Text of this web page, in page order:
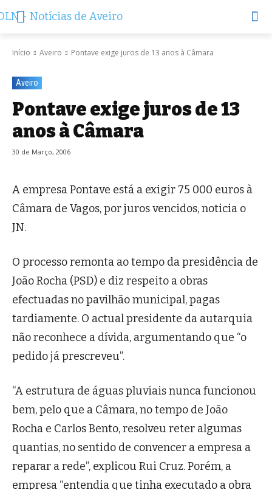
Início Aveiro Pontave exige juros de 13 anos à Câmara
Aveiro
Pontave exige juros de 13
anos à Câmara
30 de Março, 2006
A empresa Pontave está a exigir 75 000 euros à
Câmara de Vagos, por juros vencidos, noticia o
JN.
O processo remonta ao tempo da presidência de
João Rocha (PSD) e diz respeito a obras
efectuadas no pavilhão municipal, pagas
tardiamente. O actual presidente da autarquia
não reconhece a dívida, argumentando que “o
pedido já prescreveu”.
“A estrutura de águas pluviais nunca funcionou
bem, pelo que a Câmara, no tempo de João
Rocha e Carlos Bento, resolveu reter algumas
quantias, no sentido de convencer a empresa a
reparar a rede”, explicou Rui Cruz. Porém, a
empresa “entendia que tinha executado a obra